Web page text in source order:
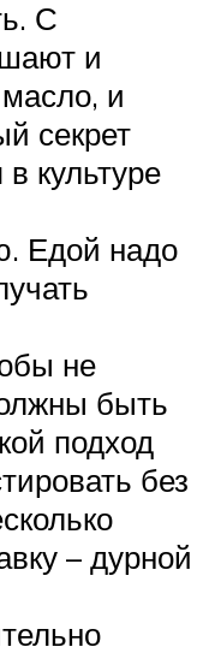
С
и
и
секрет
культуре
Едой надо
не
быть
подход
без
– дурной